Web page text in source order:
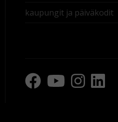
kaupungit ja päiväkodit